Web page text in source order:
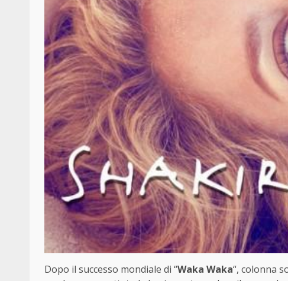
Dopo il successo mondiale di “Waka Waka“, colonna